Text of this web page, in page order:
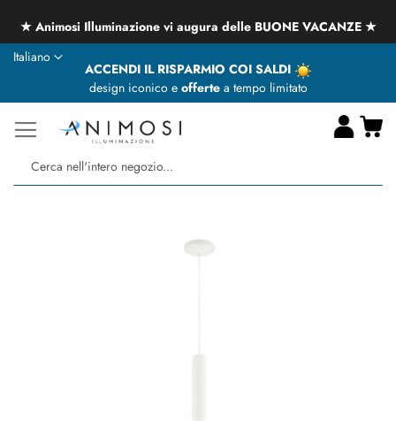
★ Animosi Illuminazione vi augura delle BUONE VACANZE ★
ACCENDI IL RISPARMIO COI SALDI
design iconico e offertea tempo limitato
Lingua
Italiano